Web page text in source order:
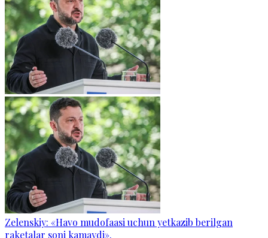
Zelenskiy: «Havo mudofaasi uchun yetkazib berilgan
raketalar soni kamaydi».